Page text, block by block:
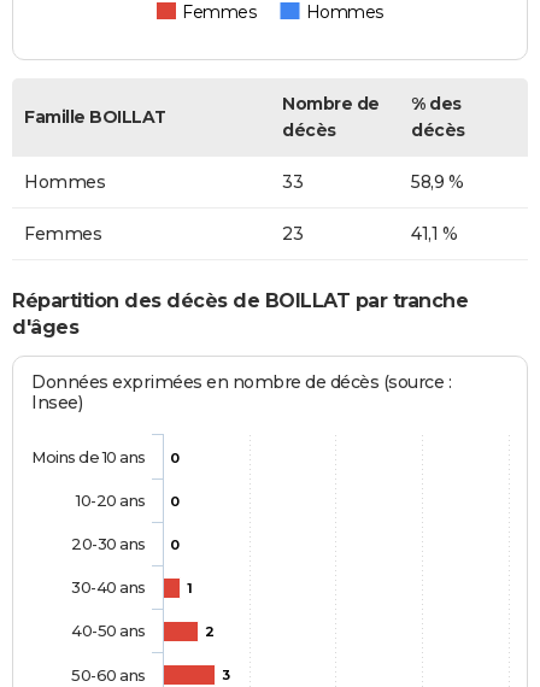
Femmes Hommes
Famille BOILLAT
Nombre de
décès
% des
décès
Hommes 33 58,9 %
Femmes 23 41,1 %
Répartition des décès de BOILLAT par tranche
d'âges
Données exprimées en nombre de décès (source :
Insee)
0
0
0
1
2
3
Moins de 10 ans
10-20 ans
20-30 ans
30-40 ans
40-50 ans
50-60 ans